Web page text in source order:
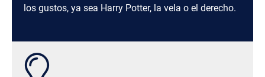
los gustos, ya sea Harry Potter, la vela o el derecho.